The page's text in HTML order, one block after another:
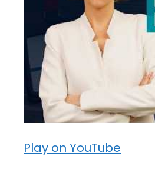
Play on YouTube